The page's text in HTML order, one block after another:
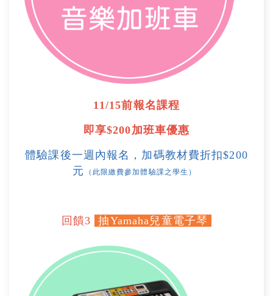
11/15前報名課程
即享$200加班車優惠
體驗課後一週內報名，加碼教材費折扣$200
元
（此限繳費參加體驗課之學生）
回饋3 抽Yamaha兒童電子琴